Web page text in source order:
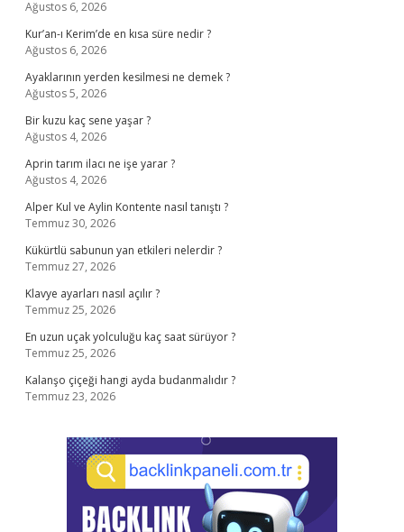
Ağustos 6, 2026
Kur’an-ı Kerim’de en kısa süre nedir ?
Ağustos 6, 2026
Ayaklarının yerden kesilmesi ne demek ?
Ağustos 5, 2026
Bir kuzu kaç sene yaşar ?
Ağustos 4, 2026
Aprin tarım ilacı ne işe yarar ?
Ağustos 4, 2026
Alper Kul ve Aylin Kontente nasıl tanıştı ?
Temmuz 30, 2026
Kükürtlü sabunun yan etkileri nelerdir ?
Temmuz 27, 2026
Klavye ayarları nasıl açılır ?
Temmuz 25, 2026
En uzun uçak yolculuğu kaç saat sürüyor ?
Temmuz 25, 2026
Kalanşo çiçeği hangi ayda budanmalıdır ?
Temmuz 23, 2026